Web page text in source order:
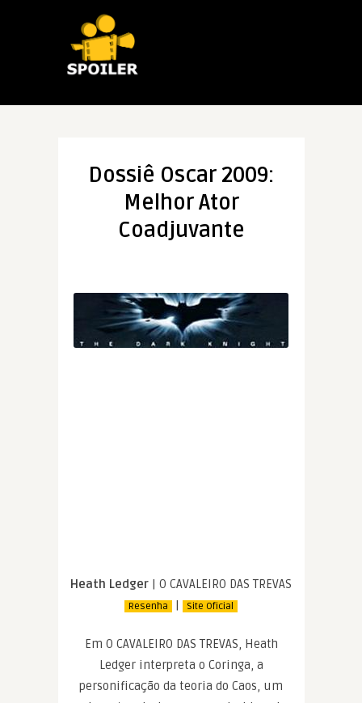
Dossiê Oscar 2009:
Melhor Ator
Coadjuvante
Heath Ledger | O CAVALEIRO DAS TREVAS
Resenha | Site Oficial
Em O CAVALEIRO DAS TREVAS, Heath
Ledger interpreta o Coringa, a
personificação da teoria do Caos, um